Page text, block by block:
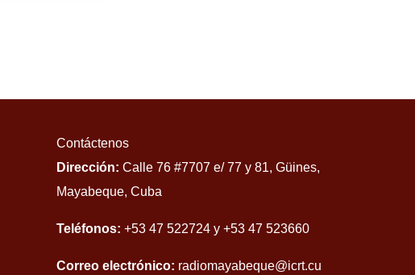
Contáctenos
Dirección: Calle 76 #7707 e/ 77 y 81, Güines,
Mayabeque, Cuba
Teléfonos: +53 47 522724 y +53 47 523660
Correo electrónico: radiomayabeque@icrt.cu